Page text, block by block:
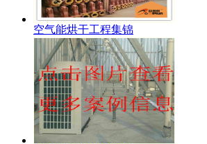
空气能烘干工程集锦